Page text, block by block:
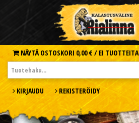
NÄYTÄ OSTOSKORI 0,00 € / EI TUOTTEITA
KIRJAUDU REKISTERÖIDY